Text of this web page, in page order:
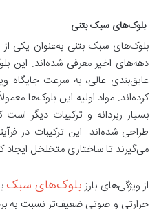
بلوک‌های سبک بتنی
بلوک‌های سبک بتنی به‌عنوان یکی
دهه‌های اخیر معرفی شده‌اند. این
عایق‌بندی عالی، به سرعت جایگاه
کرده‌اند. مواد اولیه این بلوک‌ها
بسیار ریزدانه و ترکیبات دیگر
طراحی شده‌اند. این ترکیبات در
می‌گیرند تا ساختاری متخلخل ایجاد
از ویژگی‌های بارز بلوک‌های سبک
حرارتی و صوتی ضعیف‌تر نسبت به